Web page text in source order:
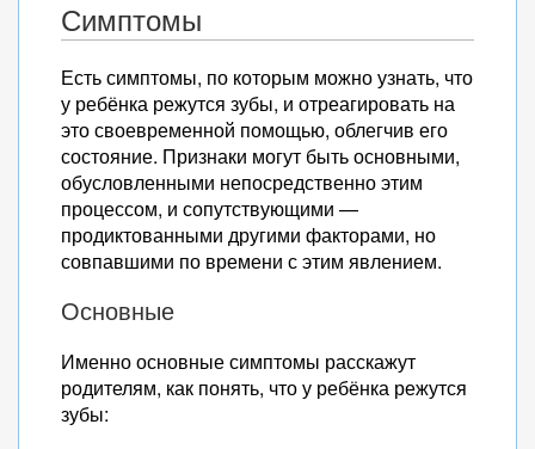
Симптомы
Есть симптомы, по которым можно узнать, что
у ребёнка режутся зубы, и отреагировать на
это своевременной помощью, облегчив его
состояние. Признаки могут быть основными,
обусловленными непосредственно этим
процессом, и сопутствующими —
продиктованными другими факторами, но
совпавшими по времени с этим явлением.
Основные
Именно основные симптомы расскажут
родителям, как понять, что у ребёнка режутся
зубы: